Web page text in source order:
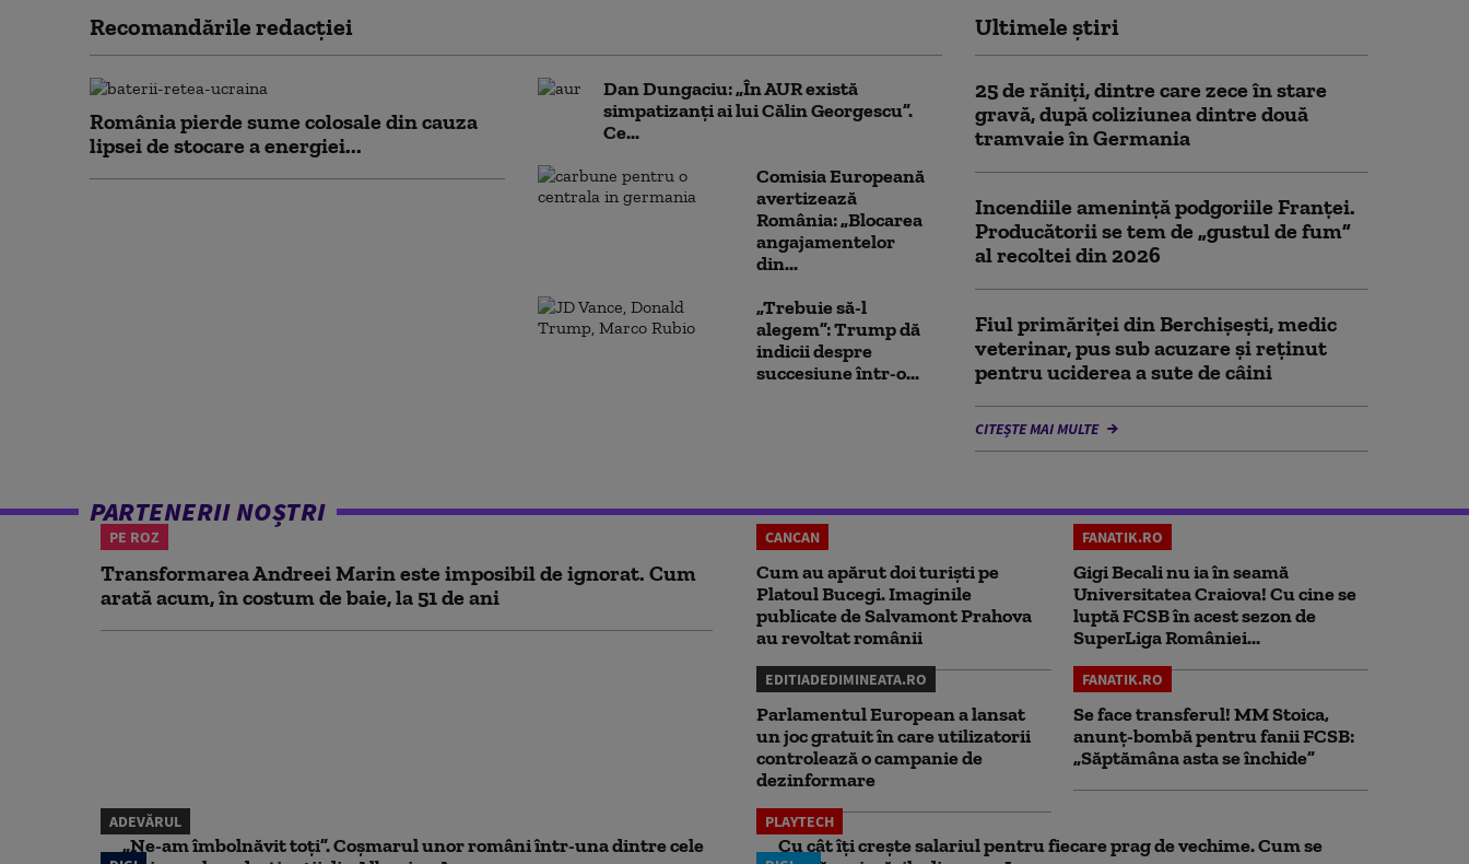
Recomandările redacţiei
România pierde sume colosale din cauza
lipsei de stocare a energiei...
Dan Dungaciu: „În AUR există
simpatizanți ai lui Călin Georgescu”.
Ce...
Comisia Europeană
avertizează
România: „Blocarea
angajamentelor
din...
„Trebuie să-l
alegem”: Trump dă
indicii despre
succesiune într-o...
Ultimele știri
25 de răniţi, dintre care zece în stare
gravă, după coliziunea dintre două
tramvaie în Germania
Incendiile amenință podgoriile Franței.
Producătorii se tem de „gustul de fum”
al recoltei din 2026
Fiul primăriţei din Berchişeşti, medic
veterinar, pus sub acuzare şi reţinut
pentru uciderea a sute de câini
CITEȘTE MAI MULTE
PARTENERII NOȘTRI
PE ROZ
Transformarea Andreei Marin este imposibil de ignorat. Cum
arată acum, în costum de baie, la 51 de ani
CANCAN
Cum au apărut doi turiști pe
Platoul Bucegi. Imaginile
publicate de Salvamont Prahova
au revoltat românii
FANATIK.RO
Gigi Becali nu ia în seamă
Universitatea Craiova! Cu cine se
luptă FCSB în acest sezon de
SuperLiga României...
EDITIADEDIMINEATA.RO
Parlamentul European a lansat
un joc gratuit în care utilizatorii
controlează o campanie de
dezinformare
FANATIK.RO
Se face transferul! MM Stoica,
anunț-bombă pentru fanii FCSB:
„Săptămâna asta se închide”
ADEVĂRUL
„Ne-am îmbolnăvit toți”. Coșmarul unor români într-una dintre cele
PLAYTECH
Cu cât îți crește salariul pentru fiecare prag de vechime. Cum se